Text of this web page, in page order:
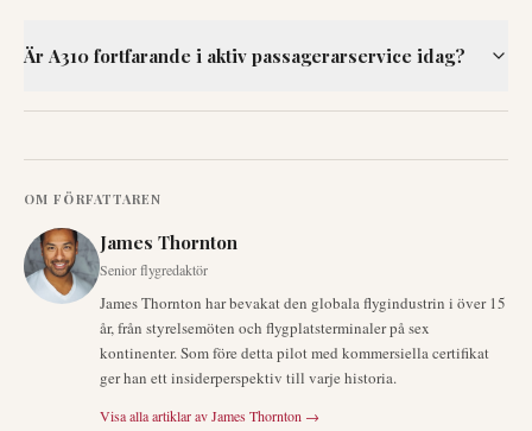
Är A310 fortfarande i aktiv passagerarservice idag?
OM FÖRFATTAREN
James Thornton
Senior flygredaktör
James Thornton har bevakat den globala flygindustrin i över 15
år, från styrelsemöten och flygplatsterminaler på sex
kontinenter. Som före detta pilot med kommersiella certifikat
ger han ett insiderperspektiv till varje historia.
Visa alla artiklar avJames Thornton →